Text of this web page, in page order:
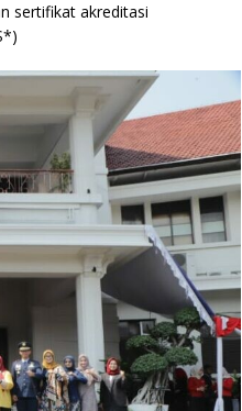
sertifikat akreditasi